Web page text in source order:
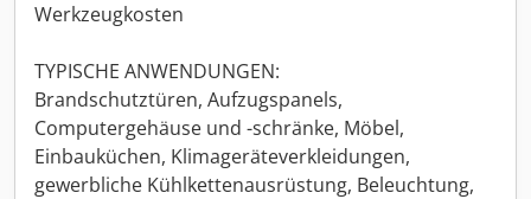
Werkzeugkosten
TYPISCHE ANWENDUNGEN:
Brandschutztüren, Aufzugspanels,
Computergehäuse und -schränke, Möbel,
Einbauküchen, Klimageräteverkleidungen,
gewerbliche Kühlkettenausrüstung, Beleuchtung,